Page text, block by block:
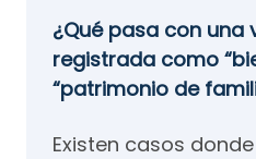
¿Qué pasa con una
registrada como
“patrimonio de
Existen casos